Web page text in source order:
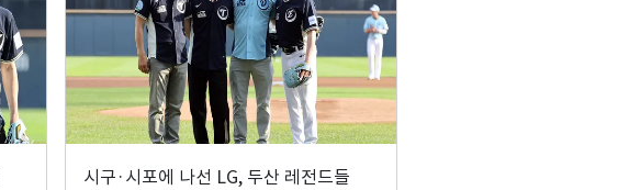
시구·시포에 나선 LG, 두산 레전드들